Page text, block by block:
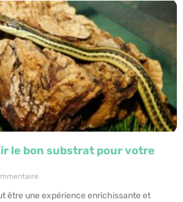
le bon substrat pour votre
être une expérience enrichissante et